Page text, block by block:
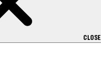
CLOSE